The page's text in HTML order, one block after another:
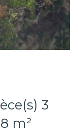
chambre(s) 92.18 m²